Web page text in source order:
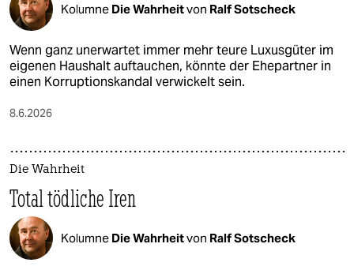
Kolumne Die Wahrheitvon Ralf Sotscheck
Wenn ganz unerwartet immer mehr teure Luxusgüter im
eigenen Haushalt auftauchen, könnte der Ehepartner in
einen Korruptionskandal verwickelt sein.
8.6.2026
Die Wahrheit
Total tödliche Iren
Kolumne Die Wahrheitvon Ralf Sotscheck